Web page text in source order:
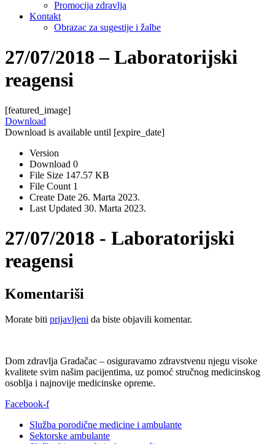
Promocija zdravlja
Kontakt
Obrazac za sugestije i žalbe
27/07/2018 – Laboratorijski
reagensi
[featured_image]
Download
Download is available until [expire_date]
Version
Download 0
File Size 147.57 KB
File Count 1
Create Date 26. Marta 2023.
Last Updated 30. Marta 2023.
27/07/2018 - Laboratorijski
reagensi
Komentariši
Morate biti prijavljeni da biste objavili komentar.
Dom zdravlja Gradačac – osiguravamo zdravstvenu njegu visoke
kvalitete svim našim pacijentima, uz pomoć stručnog medicinskog
osoblja i najnovije medicinske opreme.
Facebook-f
Služba porodične medicine i ambulante
Sektorske ambulante